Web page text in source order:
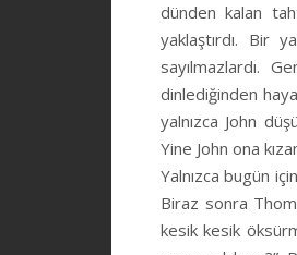
dünden kalan
yaklaştırdı. Bir
sayılmazlardı.
dinlediğinden
yalnızca John
Yine John ona
Yalnızca bugün
Biraz sonra
kesik kesik